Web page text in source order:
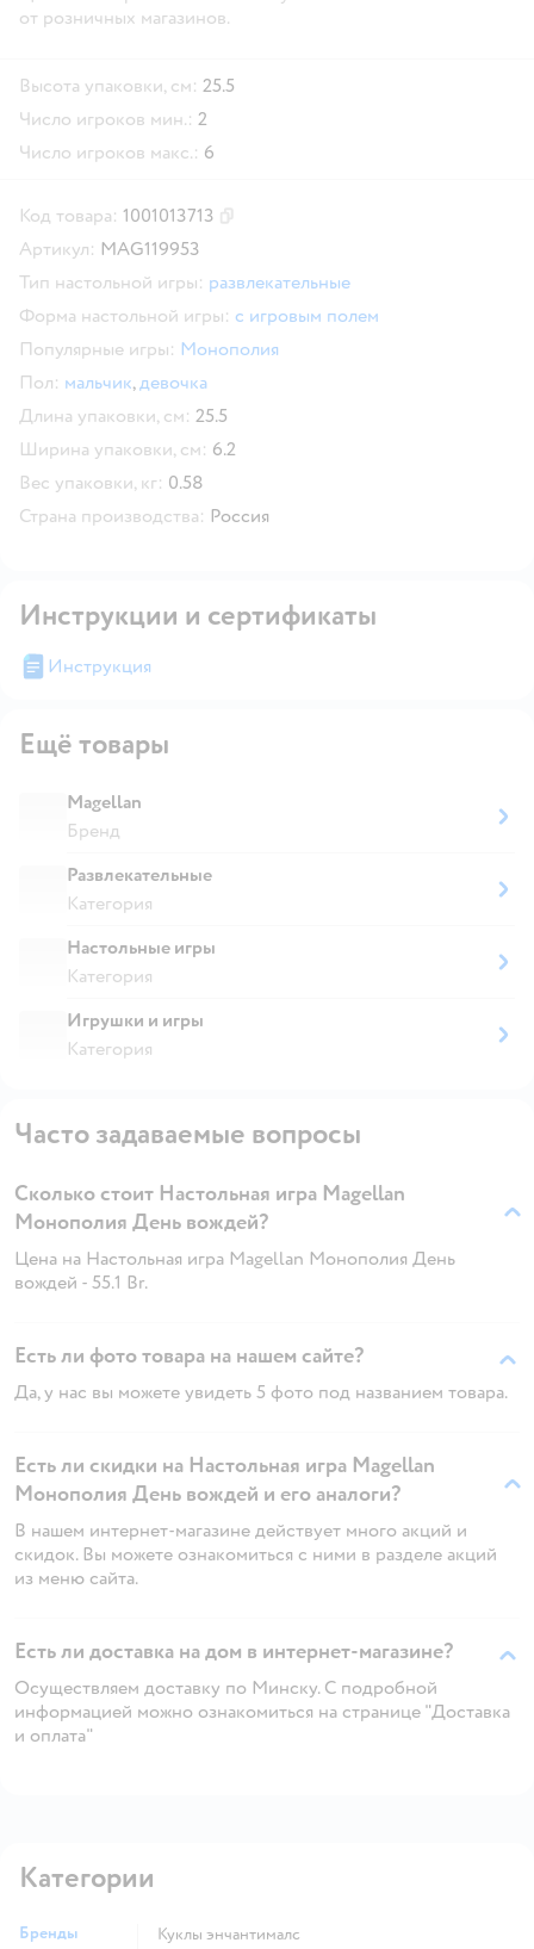
от розничных магазинов.
Высота упаковки, см: 25.5
Число игроков мин.: 2
Число игроков макс.: 6
Код товара: 1001013713
Артикул: MAG119953
Тип настольной игры: развлекательные
Форма настольной игры: с игровым полем
Популярные игры: Монополия
Пол: мальчик,девочка
Длина упаковки, см: 25.5
Ширина упаковки, см: 6.2
Вес упаковки, кг: 0.58
Страна производства: Россия
Инструкции и сертификаты
Инструкция
Ещё товары
Magellan
Бренд
Развлекательные
Категория
Настольные игры
Категория
Игрушки и игры
Категория
Часто задаваемые вопросы
Сколько стоит Настольная игра Magellan
Монополия День вождей?
Цена на Настольная игра Magellan Монополия День
вождей - 55.1 Br.
Есть ли фото товара на нашем сайте?
Да, у нас вы можете увидеть 5 фото под названием товара.
Есть ли скидки на Настольная игра Magellan
Монополия День вождей и его аналоги?
В нашем интернет-магазине действует много акций и
скидок. Вы можете ознакомиться с ними в разделе акций
из меню сайта.
Есть ли доставка на дом в интернет-магазине?
Осуществляем доставку по Минску. С подробной
информацией можно ознакомиться на странице "Доставка
и оплата"
Категории
Бренды
Куклы энчантималс